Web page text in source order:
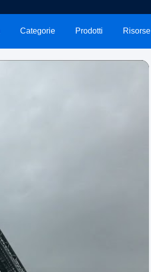
Categorie Prodotti Risorse